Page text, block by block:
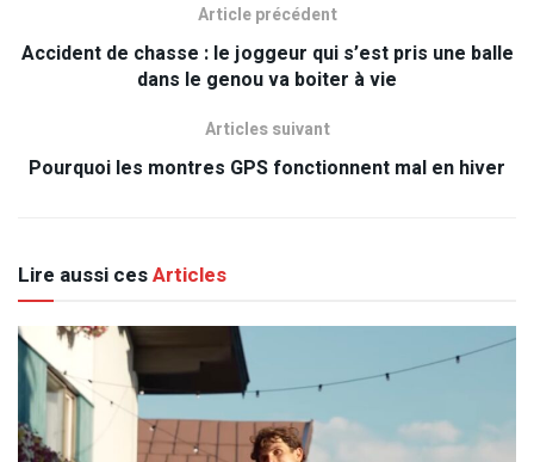
Article précédent
Accident de chasse : le joggeur qui s’est pris une balle
dans le genou va boiter à vie
Articles suivant
Pourquoi les montres GPS fonctionnent mal en hiver
Lire aussi cesArticles